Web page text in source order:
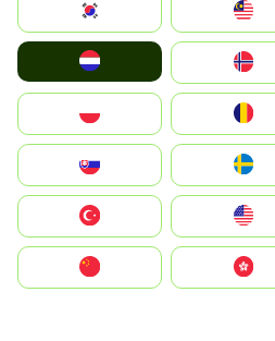
South Korea
United States
中國香港特別行政區